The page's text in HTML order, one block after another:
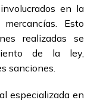
en la
Esto
realizadas se
de la ley,
sanciones.
especializada en